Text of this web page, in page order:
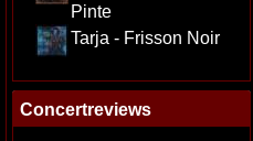
Pinte
Tarja - Frisson Noir
Concertreviews